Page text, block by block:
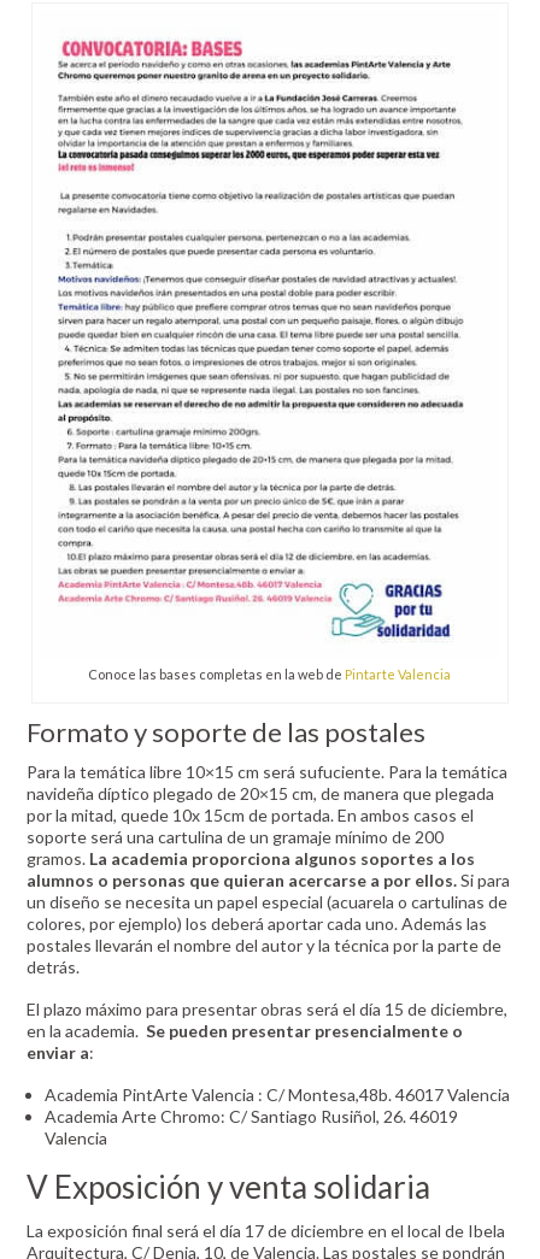
Conoce las bases completas en la web de Pintarte Valencia
Formato y soporte de las postales
Para la temática libre 10×15 cm será sufuciente. Para la temática
navideña díptico plegado de 20×15 cm, de manera que plegada
por la mitad, quede 10x 15cm de portada. En ambos casos el
soporte será una cartulina de un gramaje mínimo de 200
gramos. La academia proporciona algunos soportes a los
alumnos o personas que quieran acercarse a por ellos.Si para
un diseño se necesita un papel especial (acuarela o cartulinas de
colores, por ejemplo) los deberá aportar cada uno. Además las
postales llevarán el nombre del autor y la técnica por la parte de
detrás.
El plazo máximo para presentar obras será el día 15 de diciembre,
en la academia.Se pueden presentar presencialmente o
enviar a:
Academia PintArte Valencia : C/ Montesa,48b. 46017 Valencia
Academia Arte Chromo: C/ Santiago Rusiñol, 26. 46019
Valencia
V Exposición y venta solidaria
La exposición final será el día 17 de diciembre en el local de Ibela
Arquitectura, C/ Denia, 10, de Valencia. Las postales se pondrán